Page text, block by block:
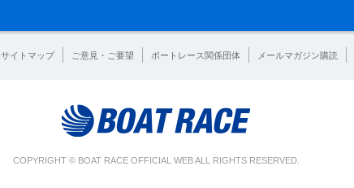
サイトマップ ご意見・ご要望 ボートレース関係団体 メールマガジン購読
COPYRIGHT © BOAT RACE OFFICIAL WEB ALL RIGHTS RESERVED.